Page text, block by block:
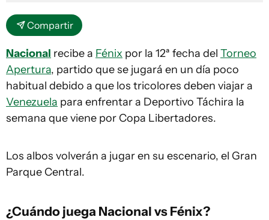
Compartir
Nacional recibe a Fénix por la 12ª fecha del Torneo
Apertura, partido que se jugará en un día poco
habitual debido a que los tricolores deben viajar a
Venezuela para enfrentar a Deportivo Táchira la
semana que viene por Copa Libertadores.
Los albos volverán a jugar en su escenario, el Gran
Parque Central.
¿Cuándo juega Nacional vs Fénix?